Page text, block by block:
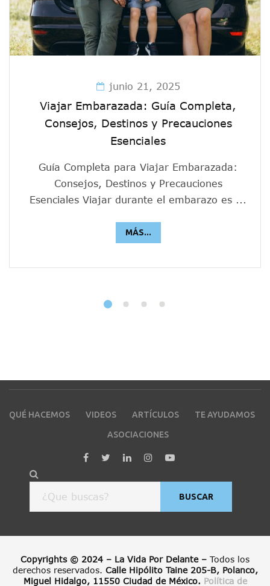
junio 21, 2025
Viajar Embarazada: Guía Completa,
Consejos, Destinos y Precauciones
Esenciales
Guía Completa para Viajar Embarazada:
Consejos, Destinos y Precauciones
Esenciales Viajar durante el embarazo es ...
MÁS...
QUÉ HACEMOS VIDEOS ARTÍCULOS TE AYUDAMOS
ASOCIACIONES
BUSCAR
Copyrights © 2024 – La Vida Por Delante – Todos los
derechos reservados. Calle Hipólito Taine 205-B, Polanco,
Miguel Hidalgo, 11550 Ciudad de México. Política de